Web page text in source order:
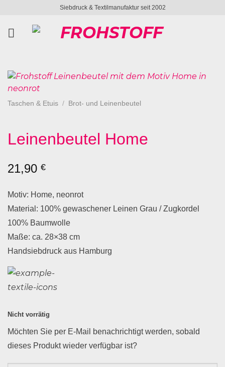
springen
Siebdruck & Textilmanufaktur seit 2002
Taschen & Etuis / Brot- und Leinenbeutel
Leinenbeutel Home
21,90 €
Motiv: Home, neonrot
Material: 100% gewaschener Leinen Grau / Zugkordel
100% Baumwolle
Maße: ca. 28×38 cm
Handsiebdruck aus Hamburg
Nicht vorrätig
Möchten Sie per E-Mail benachrichtigt werden, sobald
dieses Produkt wieder verfügbar ist?